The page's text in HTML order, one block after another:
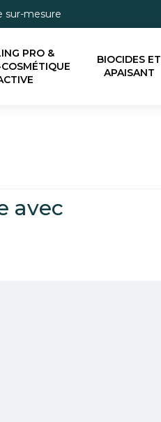
sur-mesure
PRO &
BIOCIDES ET
APAISANT
avec